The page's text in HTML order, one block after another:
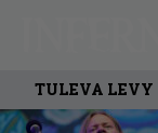
TULEVA LEVY